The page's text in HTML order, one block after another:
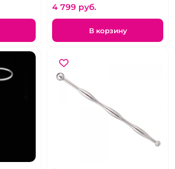
4 799 pуб.
В корзину